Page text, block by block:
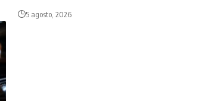
5 agosto, 2026